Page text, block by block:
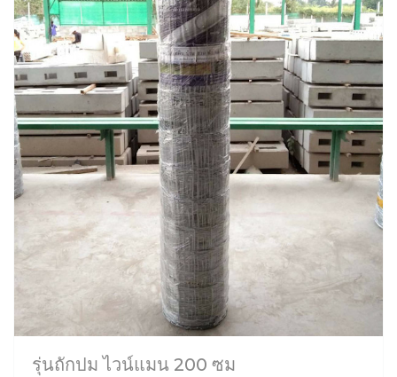
รุ่นถักปม ไวน์แมน 200 ซม